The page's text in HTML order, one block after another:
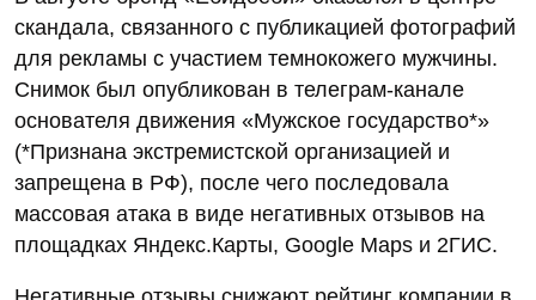
который делает компанию узнаваемой. Но
удерживать высокий трафик на сайте помогает не
только это. SEO привлекает пользователей,
которые просто ищут «доставку суши» или
«купить суши», не зная конкретного бренда.
Ранее основная часть посетителей приходила на
сайт по названию компании. Однако спустя год
ситуация изменилась: теперь большая доля
трафика поступает благодаря общим поисковым